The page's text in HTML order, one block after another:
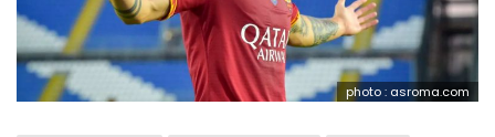
photo : asroma.com